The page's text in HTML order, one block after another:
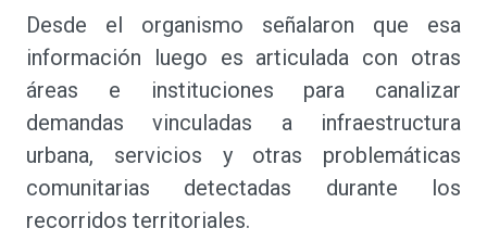
Desde el organismo señalaron que esa
información luego es articulada con otras
áreas e instituciones para canalizar
demandas vinculadas a infraestructura
urbana, servicios y otras problemáticas
comunitarias detectadas durante los
recorridos territoriales.